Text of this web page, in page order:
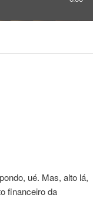
ué. Mas, alto lá,
financeiro da